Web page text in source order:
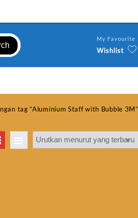
My Favourite
Wishlist
tag “Aluminium Staff with Bubble 3M”